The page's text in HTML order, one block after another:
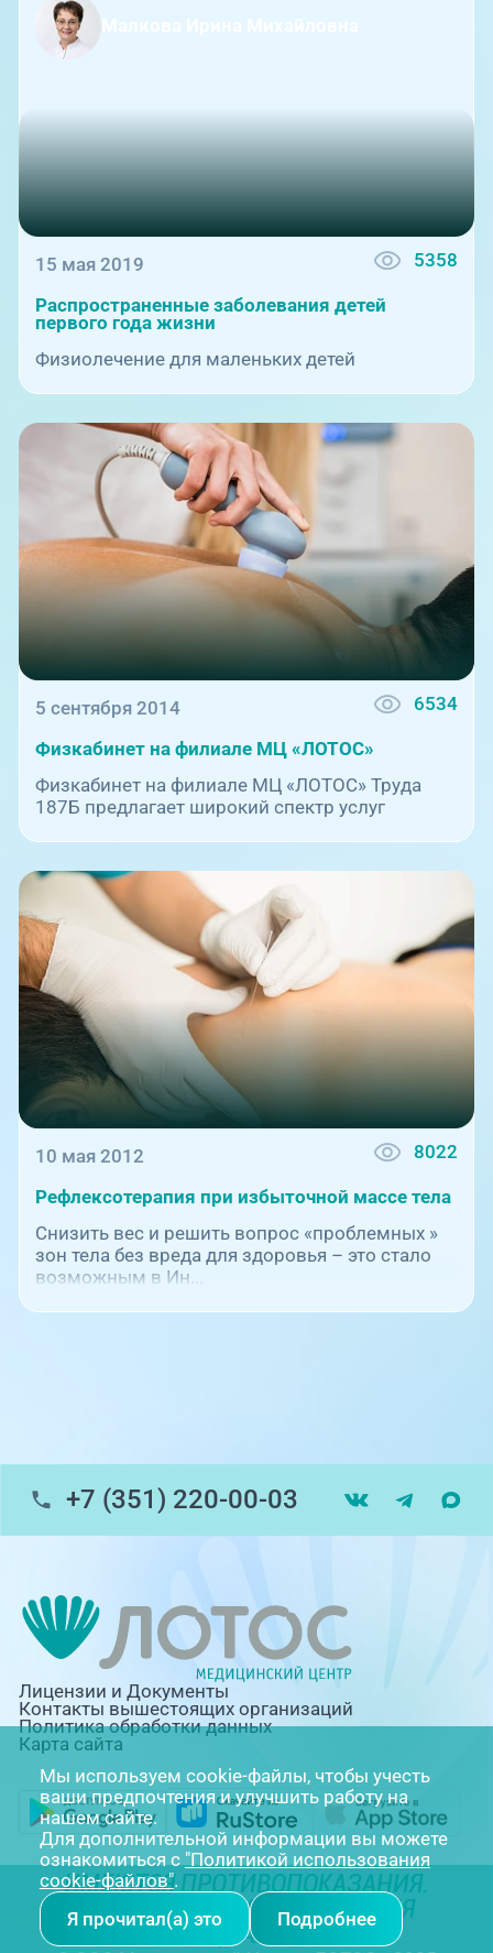
Малкова Ирина Михайловна
15 мая 2019 5358
Распространенные заболевания детей
первого года жизни
Физиолечение для маленьких детей
5 сентября 2014 6534
Физкабинет на филиале МЦ «ЛОТОС»
Физкабинет на филиале МЦ «ЛОТОС» Труда
187Б предлагает широкий спектр услуг
10 мая 2012 8022
Рефлексотерапия при избыточной массе тела
Снизить вес и решить вопрос «проблемных »
зон тела без вреда для здоровья – это стало
возможным в Ин...
+7 (351) 220-00-03
Лицензии и Документы
Контакты вышестоящих организаций
Политика обработки данных
Карта сайта
ИМЕЮТСЯ ПРОТИВОПОКАЗАНИЯ.
НЕОБХОДИМА КОНСУЛЬТАЦИЯ
СПЕЦИАЛИСТА
Мы используем cookie-файлы, чтобы учесть
ваши предпочтения и улучшить работу на
нашем сайте.
Для дополнительной информации вы можете
ознакомиться с"Политикой использования
cookie-файлов".
Я прочитал(а) это
Подробнее